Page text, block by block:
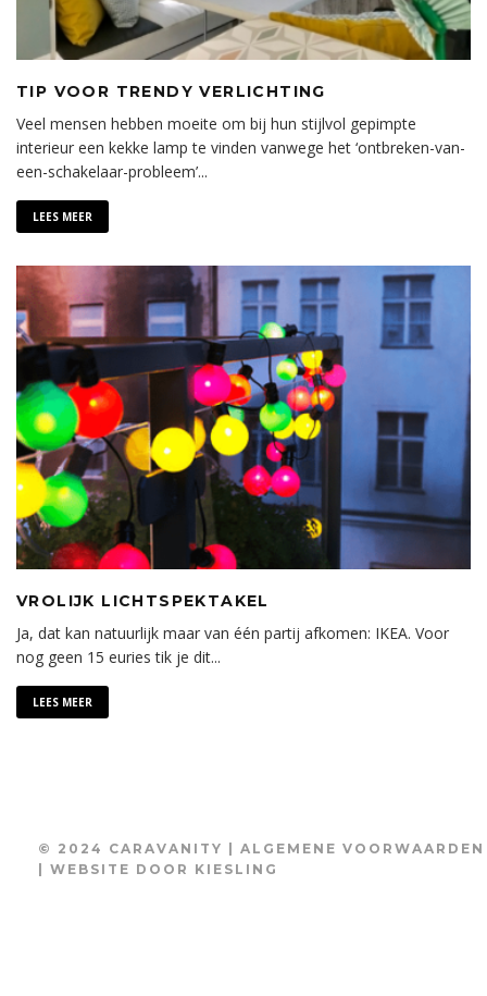
TIP VOOR TRENDY VERLICHTING
Veel mensen hebben moeite om bij hun stijlvol gepimpte
interieur een kekke lamp te vinden vanwege het ‘ontbreken-van-
een-schakelaar-probleem’...
LEES MEER
VROLIJK LICHTSPEKTAKEL
Ja, dat kan natuurlijk maar van één partij afkomen: IKEA. Voor
nog geen 15 euries tik je dit...
LEES MEER
© 2024 CARAVANITY | ALGEMENE VOORWAARDEN
| WEBSITE DOOR KIESLING